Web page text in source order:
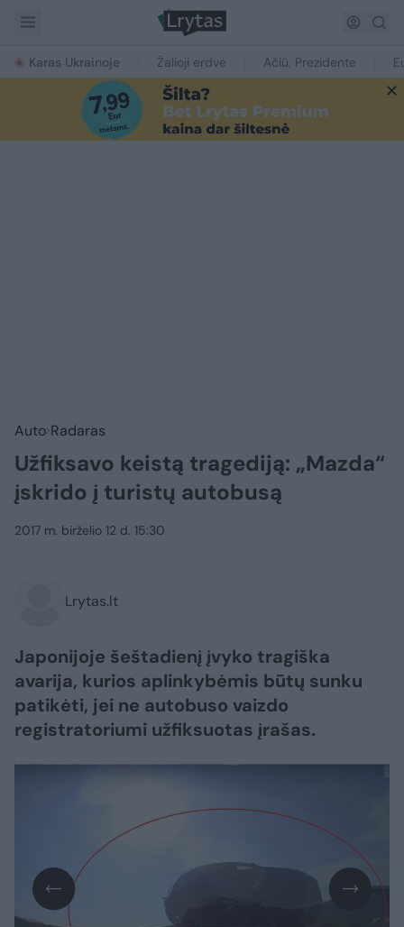
Karas Ukrainoje Žalioji erdvė Ačiū, Prezidente
Auto Radaras
Užfiksavo keistą tragediją: „Mazda“
įskrido į turistų autobusą
2017 m. birželio 12 d. 15:30
Lrytas.lt
Japonijoje šeštadienį įvyko tragiška
avarija, kurios aplinkybėmis būtų sunku
patikėti, jei ne autobuso vaizdo
registratoriumi užfiksuotas įrašas.